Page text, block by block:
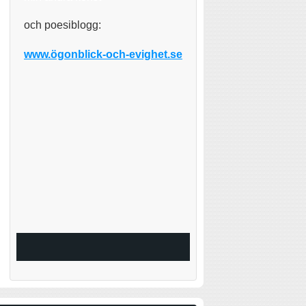
och poesiblogg:
www.ögonblick-och-evighet.se